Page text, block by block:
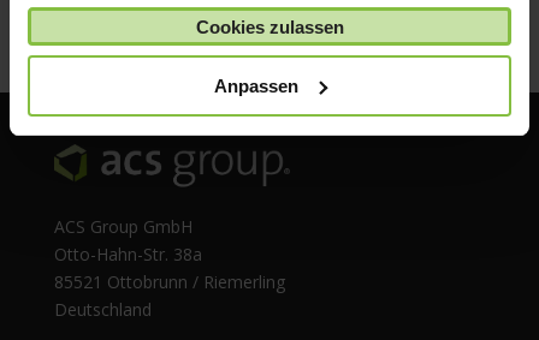
gesammelt haben.
Cookies zulassen
Anpassen
ACS Group GmbH
Otto-Hahn-Str. 38a
85521 Ottobrunn / Riemerling
Deutschland